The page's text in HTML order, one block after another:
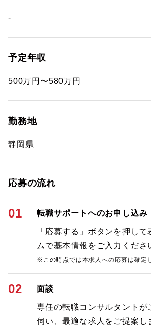
-
予定年収
500万円〜580万円
勤務地
静岡県
応募の流れ
01 転職サポートへのお申し込み
「応募する」ボタンを押し
ムで基本情報をご入力くださ
※この時点では本求人への応募は確定
02 面談
専任の転職コンサルタントが
伺い、最適な求人をご提案し